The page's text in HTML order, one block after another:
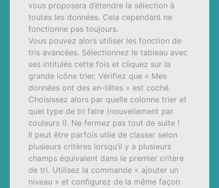
vous proposera d’étendre la sélection à
toutes les données. Cela cependant ne
fonctionne pas toujours.
Vous pouvez alors utiliser les fonction de
tris avancées. Sélectionnez le tableau avec
ses intitulés cette fois et cliquez sur la
grande icône trier. Vérifiez que « Mes
données ont des en-têtes » est coché.
Choisissez alors par quelle colonne trier et
quel type de tri faire (nouvellement par
couleurs !). Ne fermez pas tout de suite !
Il peut être parfois utile de classer selon
plusieurs critères lorsqu’il y a plusieurs
champs équivalent dans le premier critère
de tri. Utilisez la commande « ajouter un
niveau » et configurez de la même façon